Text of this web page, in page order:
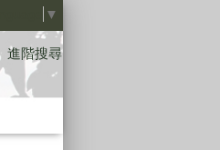
▼
進階搜尋